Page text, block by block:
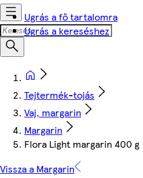
Ugrás a fő tartalomra
Ugrás a kereséshez
Tejtermék-tojás
Vaj, margarin
Margarin
Flora Light margarin 400 g
Vissza a Margarin